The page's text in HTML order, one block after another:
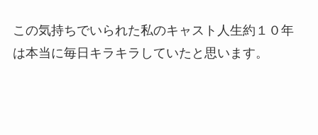
この気持ちでいられた私のキャスト人生約１０年
は本当に毎日キラキラしていたと思います。